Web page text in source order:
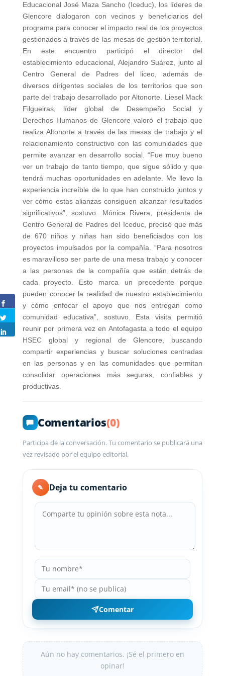
Educacional José Maza Sancho (Iceduc), los líderes de
Glencore dialogaron con vecinos y beneficiarios del
programa para conocer el impacto real de los proyectos
gestionados a través de las mesas de gestión territorial.
En este encuentro participó el director del
establecimiento educacional, Alejandro Suárez, junto al
Centro General de Padres del liceo, además de
diversos dirigentes sociales de los territorios que son
parte del trabajo desarrollado por Altonorte. Liesel Mack
Filgueiras, líder global de Desempeño Social y
Derechos Humanos de Glencore valoró el trabajo que
realiza Altonorte a través de las mesas de trabajo y el
relacionamiento constructivo con las comunidades que
permite avanzar en desarrollo social. “Fue muy bueno
ver un trabajo de tanto tiempo, que sigue sólido y que
tendrá muchas oportunidades en adelante. Me llevo la
experiencia increíble de lo que han construido juntos y
ver cómo estas alianzas consiguen alcanzar resultados
significativos”, sostuvo. Mónica Rivera, presidenta de
Centro General de Padres del Iceduc, precisó que más
de 670 niños y niñas han sido beneficiados con los
proyectos impulsados por la compañía. “Para nosotros
es maravilloso ser parte de una mesa trabajo y conocer
a las personas de la compañía que están detrás de
cada proyecto. Esto marca un precedente porque
pueden conocer la realidad de nuestro establecimiento
y cómo enfocar el apoyo que nos entregan como
comunidad educativa”, sostuvo. Esta visita permitió
reunir por primera vez en Antofagasta a todo el equipo
HSEC global y regional de Glencore, buscando
compartir experiencias y buscar soluciones centradas
en las personas y en las comunidades que permitan
consolidar operaciones más seguras, confiables y
productivas.
Comentarios(0)
Participa de la conversación. Tu comentario se publicará una
vez revisado por el equipo editorial.
✎ Deja tu comentario
Comentar
Aún no hay comentarios. ¡Sé el primero en
opinar!